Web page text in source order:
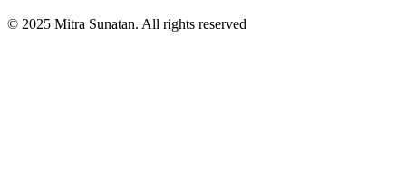
© 2025 Mitra Sunatan. All rights reserved